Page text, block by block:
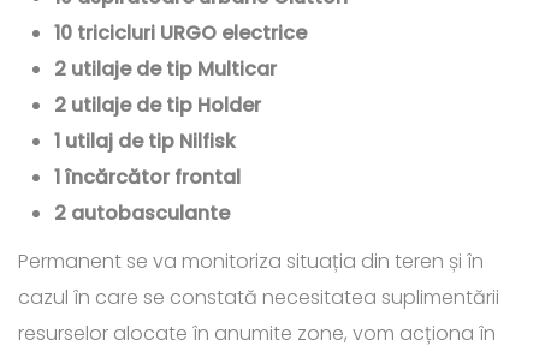
10 tricicluri URGO electrice
2 utilaje de tip Multicar
2 utilaje de tip Holder
1 utilaj de tip Nilfisk
1 încărcător frontal
2 autobasculante
Permanent se va monitoriza situația din teren și în
cazul în care se constată necesitatea suplimentării
resurselor alocate în anumite zone, vom acționa în